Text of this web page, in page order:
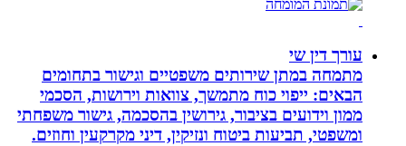
עורך דין שי
מתמחה במתן שירותים משפטיים וגישור בתחומים
הבאים: ייפוי כוח מתמשך, צוואות וירושות, הסכמי
ממון וידועים בציבור, גירושין בהסכמה, גישור משפחתי
ומשפטי, תביעות ביטוח ונזיקין, דיני מקרקעין וחוזים.